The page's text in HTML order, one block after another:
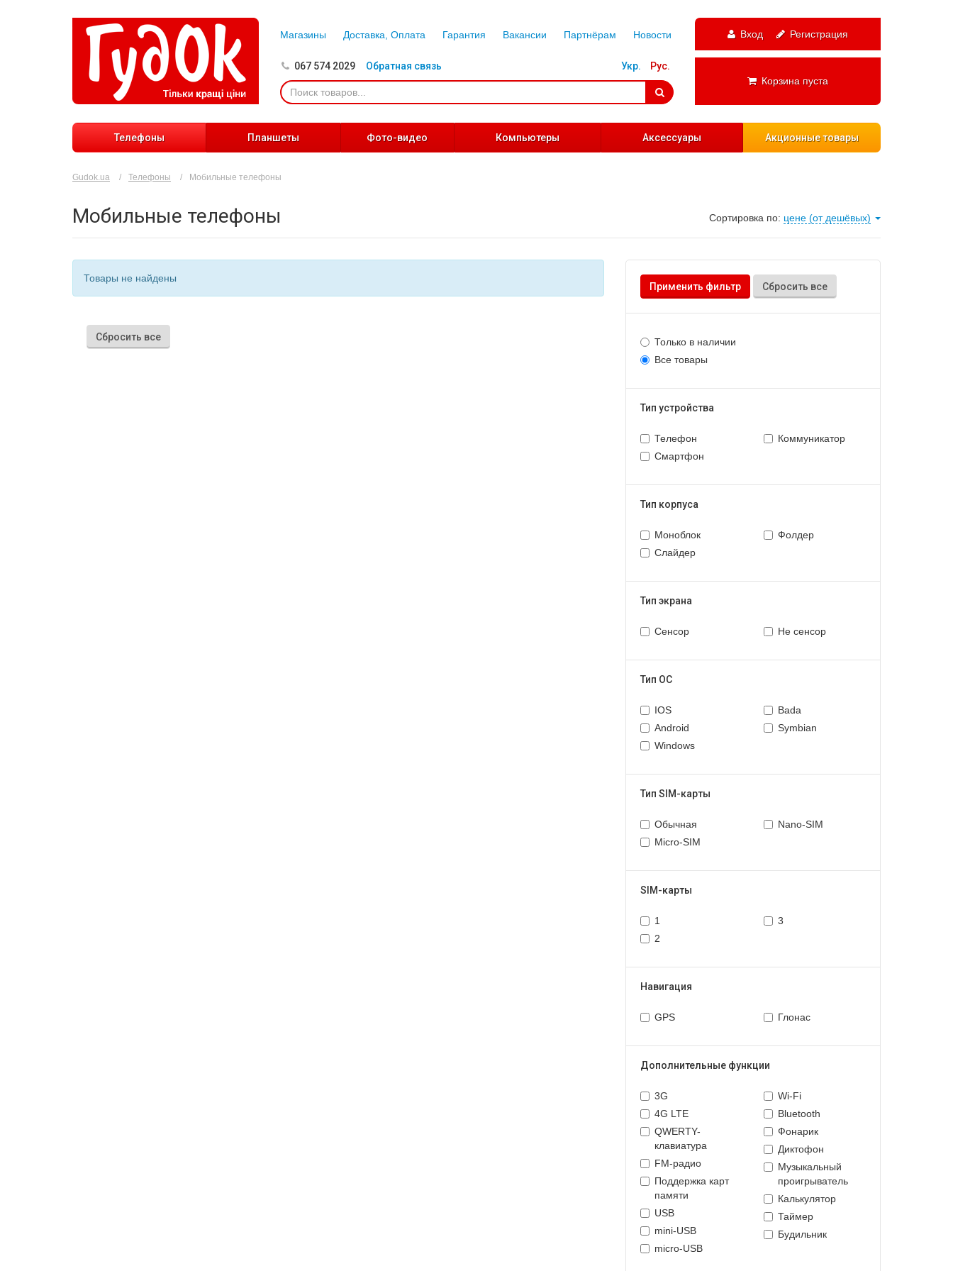
Вход Регистрация
Корзина пуста
Магазины Доставка, Оплата Гарантия Вакансии Партнёрам Новости
067 574 2029 Обратная связь Укр. Рус.
Телефоны Планшеты Фото-видео Компьютеры Аксессуары Акционные товары
Gudok.ua Телефоны Мобильные телефоны
Мобильные телефоны Сортировка по: цене (от дешёвых)
Применить фильтр Сбросить все
Только в наличии
Все товары
Тип устройства
Телефон
Смартфон
Коммуникатор
Тип корпуса
Моноблок
Слайдер
Фолдер
Тип экрана
Сенсор Не сенсор
Тип ОС
IOS
Android
Windows
Bada
Symbian
Тип SIM-карты
Обычная
Micro-SIM
Nano-SIM
SIM-карты
1
2
3
Навигация
GPS Глонас
Дополнительные функции
3G
4G LTE
QWERTY-
клавиатура
FM-радио
Поддержка карт
памяти
USB
mini-USB
micro-USB
Wi-Fi
Bluetooth
Фонарик
Диктофон
Музыкальный
проигрыватель
Калькулятор
Таймер
Будильник
Товары не найдены
Сбросить все